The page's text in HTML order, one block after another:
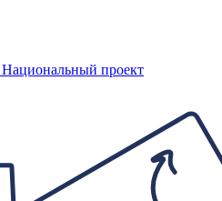
Национальный проект